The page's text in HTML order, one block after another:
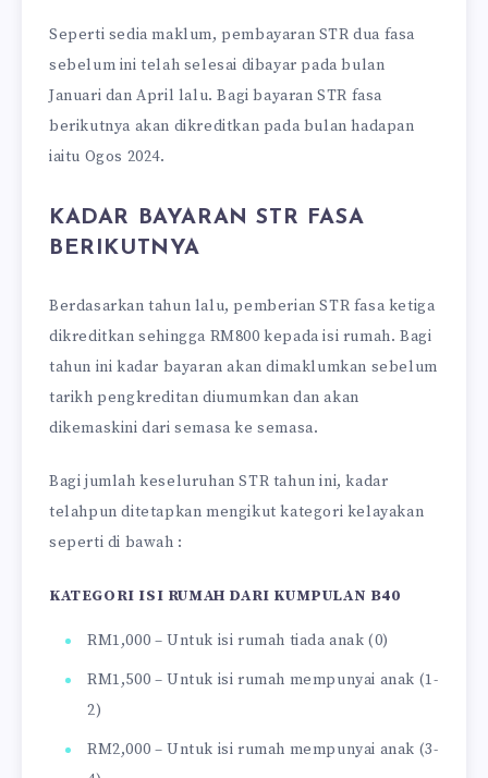
Seperti sedia maklum, pembayaran STR dua fasa
sebelum ini telah selesai dibayar pada bulan
Januari dan April lalu. Bagi bayaran STR fasa
berikutnya akan dikreditkan pada bulan hadapan
iaitu Ogos 2024.
KADAR BAYARAN STR FASA
BERIKUTNYA
Berdasarkan tahun lalu, pemberian STR fasa ketiga
dikreditkan sehingga RM800 kepada isi rumah. Bagi
tahun ini kadar bayaran akan dimaklumkan sebelum
tarikh pengkreditan diumumkan dan akan
dikemaskini dari semasa ke semasa.
Bagi jumlah keseluruhan STR tahun ini, kadar
telahpun ditetapkan mengikut kategori kelayakan
seperti di bawah :
KATEGORI ISI RUMAH DARI KUMPULAN B40
RM1,000 – Untuk isi rumah tiada anak (0)
RM1,500 – Untuk isi rumah mempunyai anak (1-
2)
RM2,000 – Untuk isi rumah mempunyai anak (3-